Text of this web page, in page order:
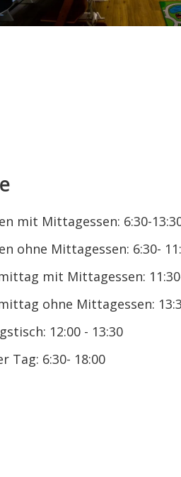
mit Mittagessen: 6:30-
ohne Mittagessen: 6:30-
mit Mittagessen:
ohne Mittagessen:
12:00 - 13:30
Tag: 6:30- 18:00